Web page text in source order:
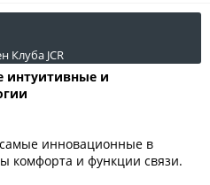
Клуба JCR
интуитивные и
инновационные в
комфорта и функции связи.